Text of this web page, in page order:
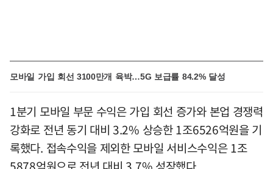
모바일 가입 회선 3100만개 육박…5G 보급률 84.2% 달성
1분기 모바일 부문 수익은 가입 회선 증가와 본업 경쟁력
강화로 전년 동기 대비 3.2% 상승한 1조6526억원을 기
록했다. 접속수익을 제외한 모바일 서비스수익은 1조